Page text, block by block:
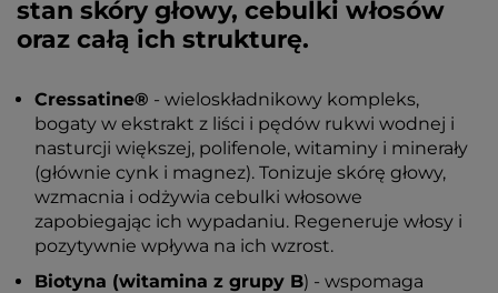
stan skóry głowy, cebulki włosów
oraz całą ich strukturę.
Cressatine® - wieloskładnikowy kompleks,
bogaty w ekstrakt z liści i pędów rukwi wodnej i
nasturcji większej, polifenole, witaminy i minerały
(głównie cynk i magnez). Tonizuje skórę głowy,
wzmacnia i odżywia cebulki włosowe
zapobiegając ich wypadaniu. Regeneruje włosy i
pozytywnie wpływa na ich wzrost.
Biotyna (witamina z grupy B) - wspomaga